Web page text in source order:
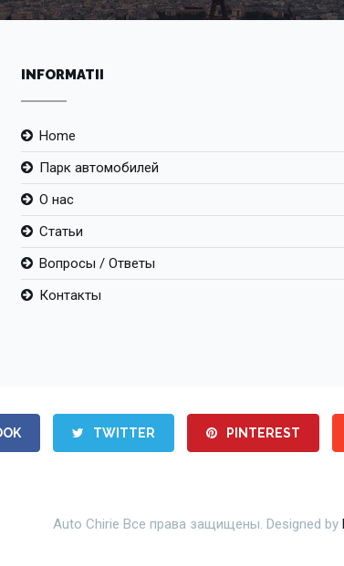
INFORMATII
Home
Парк автомобилей
О нас
Статьи
Вопросы / Ответы
Контакты
TWITTER PINTEREST
Auto Chirie Все права защищены. Designed by